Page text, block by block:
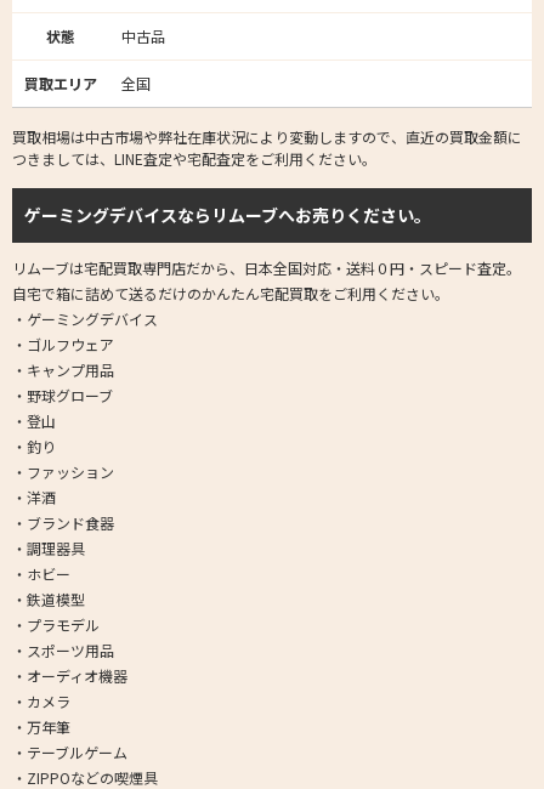
状態 中古品
買取エリア 全国
買取相場は中古市場や弊社在庫状況により変動しますので、直近の買取金額に
つきましては、LINE査定や宅配査定をご利用ください。
ゲーミングデバイスならリムーブへお売りください。
リムーブは宅配買取専門店だから、日本全国対応・送料０円・スピード査定。
自宅で箱に詰めて送るだけのかんたん宅配買取をご利用ください。
・ゲーミングデバイス
・ゴルフウェア
・キャンプ用品
・野球グローブ
・登山
・釣り
・ファッション
・洋酒
・ブランド食器
・調理器具
・ホビー
・鉄道模型
・プラモデル
・スポーツ用品
・オーディオ機器
・カメラ
・万年筆
・テーブルゲーム
・ZIPPOなどの喫煙具